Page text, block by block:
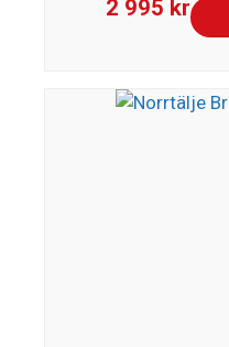
2 995 kr